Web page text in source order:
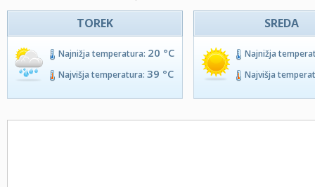
TOREK
Najnižja temperatura: 20 °C
Najvišja temperatura: 39 °C
SREDA
Najnižja
Najvišja